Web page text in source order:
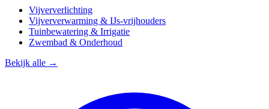
Vijververlichting
Vijververwarming & IJs-vrijhouders
Tuinbewatering & Irrigatie
Zwembad & Onderhoud
Bekijk alle →